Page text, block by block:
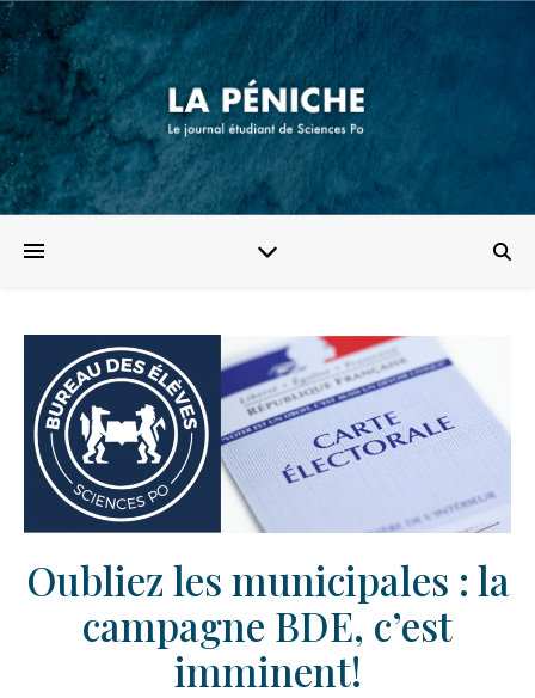
Oubliez les municipales : la
campagne BDE, c’est
imminent!